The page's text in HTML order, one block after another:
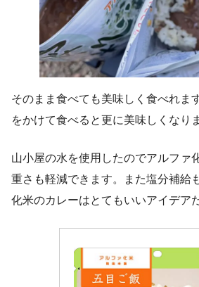
そのまま食べても美味しく食べれま
をかけて食べると更に美味しくなり
山小屋の水を使用したのでアルファ
重さも軽減できます。また塩分補給
化米のカレーはとてもいいアイデア